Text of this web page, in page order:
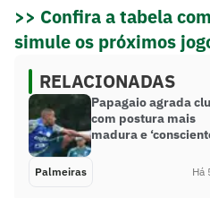
>> Confira a tabela
simule os próximos
RELACIONADAS
Papagaio agrada
com postura mais
madura e
Palmeiras Há